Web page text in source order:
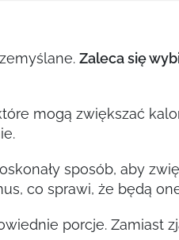
Zaleca się
mogą zwiększać
sposób, aby
co sprawi, że będą
porcje. Zamiast